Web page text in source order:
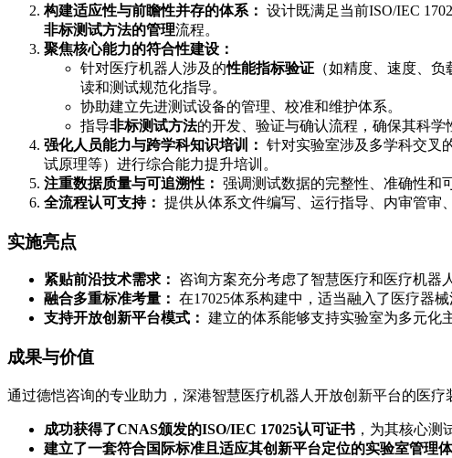
构建适应性与前瞻性并存的体系： 设计既满足当前ISO/IEC
非标测试方法的管理流程。
聚焦核心能力的符合性建设：
针对医疗机器人涉及的性能指标验证 （如精度、速度、负
读和测试规范化指导。
协助建立先进测试设备的管理、校准和维护体系。
指导非标测试方法的开发、验证与确认流程，确保其科学
强化人员能力与跨学科知识培训： 针对实验室涉及多学科交叉
试原理等）进行综合能力提升培训。
注重数据质量与可追溯性： 强调测试数据的完整性、准确性和
全流程认可支持： 提供从体系文件编写、运行指导、内审管审
实施亮点
紧贴前沿技术需求：
咨询方案充分考虑了智慧医疗和医疗机器
融合多重标准考量： 在17025体系构建中，适当融入了医疗器
支持开放创新平台模式： 建立的体系能够支持实验室为多元化
成果与价值
通过德恺咨询的专业助力，深港智慧医疗机器人开放创新平台的医疗
成功获得了CNAS颁发的ISO/IEC 17025认可证书 ，为其核心测
建立了一套符合国际标准且适应其创新平台定位的实验室管理